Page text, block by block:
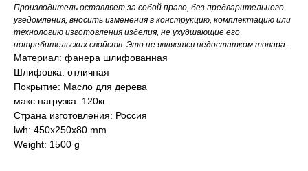
Производитель оставляет за собой право, без предварительного
уведомления, вносить изменения в конструкцию, комплектацию или
технологию изготовления изделия, не ухудшающие его
потребительских свойств. Это не является недостатком товара.
Материал: фанера шлифованная
Шлифовка: отличная
Покрытие: Масло для дерева
макс.нагрузка: 120кг
Страна изготовления: Россия
lwh: 450x250x80 mm
Weight: 1500 g